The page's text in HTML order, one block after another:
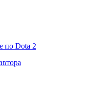
по Dota 2